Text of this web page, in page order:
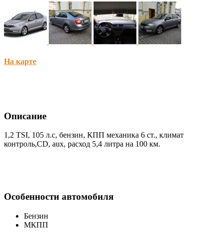
На карте
Описание
1,2 TSI, 105 л.с, бензин, КПП механика 6 ст., климат
контроль,CD, aux, расход 5,4 литра на 100 км.
Особенности автомобиля
Бензин
МКПП